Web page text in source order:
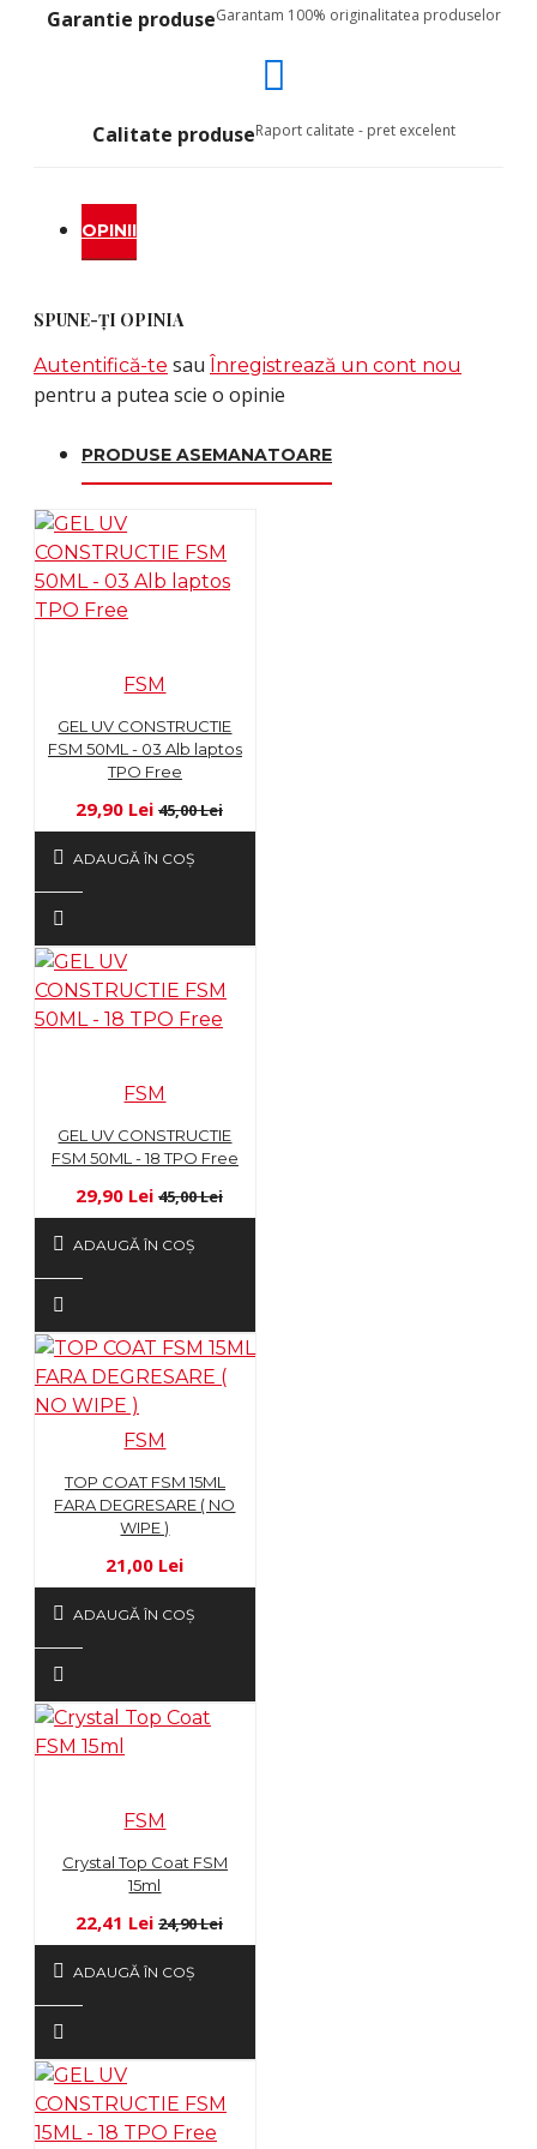
Garantie produseGarantam 100% originalitatea produselor
Calitate produseRaport calitate - pret excelent
OPINII
SPUNE-ŢI OPINIA
Autentifică-te sau Înregistrează un cont nou
pentru a putea scie o opinie
PRODUSE ASEMANATOARE
FSM
GEL UV CONSTRUCTIE
FSM 50ML - 03 Alb laptos
TPO Free
29,90 Lei 45,00 Lei
ADAUGĂ ÎN COŞ
FSM
GEL UV CONSTRUCTIE
FSM 50ML - 18 TPO Free
29,90 Lei 45,00 Lei
ADAUGĂ ÎN COŞ
FSM
TOP COAT FSM 15ML
FARA DEGRESARE ( NO
WIPE )
21,00 Lei
ADAUGĂ ÎN COŞ
FSM
Crystal Top Coat FSM
15ml
22,41 Lei 24,90 Lei
ADAUGĂ ÎN COŞ